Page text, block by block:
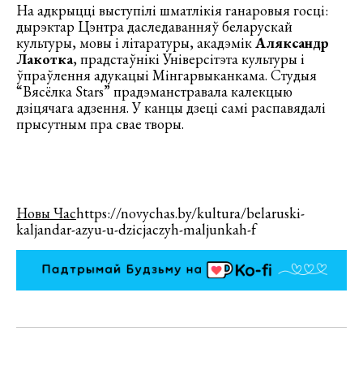
На адкрыцці выступілі шматлікія ганаровыя госці:
дырэктар Цэнтра даследаванняў беларускай
культуры, мовы і літаратуры, акадэмікАляксандр
Лакотка, прадстаўнікі Універсітэта культуры і
ўпраўлення адукацыі Мінгарвыканкама. Студыя
“Вясёлка Stars” прадэманстравала калекцыю
дзіцячага адзення. У канцы дзеці самі распавядалі
прысутным пра свае творы.
Новы Часhttps://novychas.by/kultura/belaruski-
kaljandar-azyu-u-dzicjaczyh-maljunkah-f